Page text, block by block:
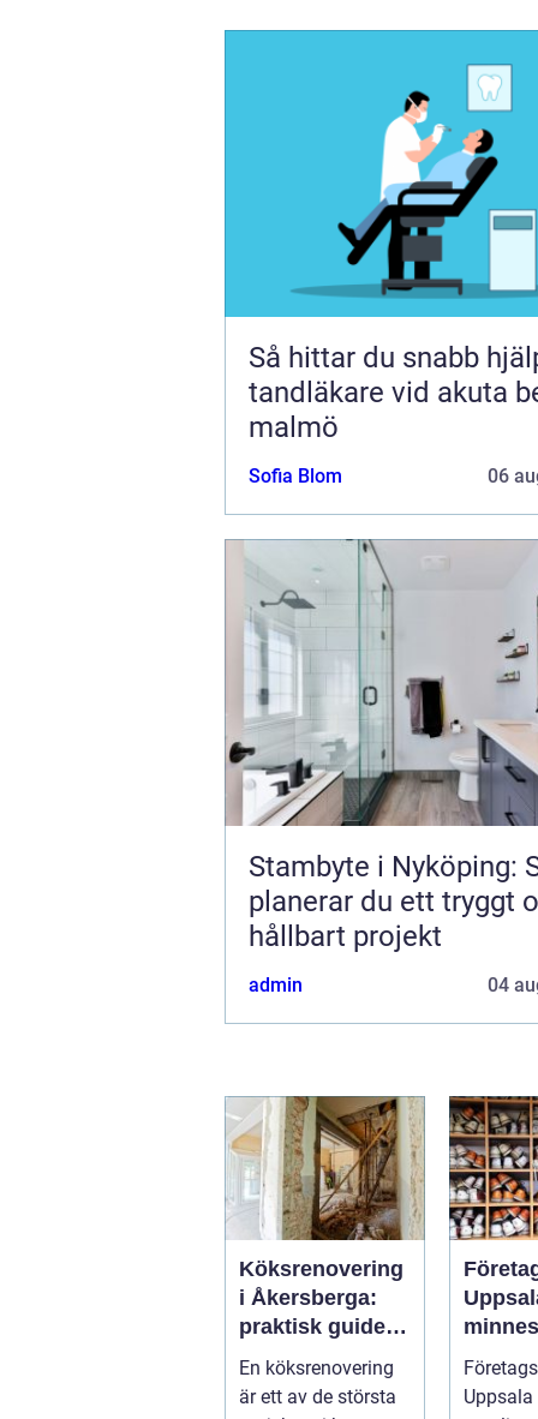
Så hittar du snabb
tandläkare vid akuta
malmö
Sofia Blom 06
Stambyte i Nyköping:
planerar du ett tryggt
hållbart projekt
admin 04
Köksrenovering
i Åkersberga:
praktisk guide
till ett smartare
kök
En köksrenovering
är ett av de största
möten
team
Uppsala